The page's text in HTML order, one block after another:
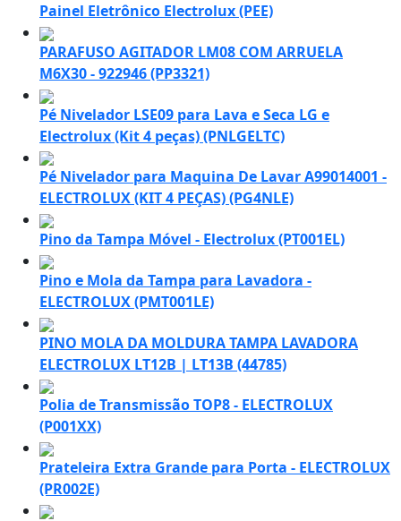
Painel Eletrônico Electrolux (PEE)
PARAFUSO AGITADOR LM08 COM ARRUELA
M6X30 - 922946 (PP3321)
Pé Nivelador LSE09 para Lava e Seca LG e
Electrolux (Kit 4 peças) (PNLGELTC)
Pé Nivelador para Maquina De Lavar A99014001 -
ELECTROLUX (KIT 4 PEÇAS) (PG4NLE)
Pino da Tampa Móvel - Electrolux (PT001EL)
Pino e Mola da Tampa para Lavadora -
ELECTROLUX (PMT001LE)
PINO MOLA DA MOLDURA TAMPA LAVADORA
ELECTROLUX LT12B | LT13B (44785)
Polia de Transmissão TOP8 - ELECTROLUX
(P001XX)
Prateleira Extra Grande para Porta - ELECTROLUX
(PR002E)